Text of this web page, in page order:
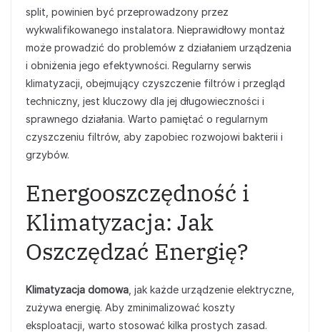
split, powinien być przeprowadzony przez
wykwalifikowanego instalatora. Nieprawidłowy montaż
może prowadzić do problemów z działaniem urządzenia
i obniżenia jego efektywności. Regularny serwis
klimatyzacji, obejmujący czyszczenie filtrów i przegląd
techniczny, jest kluczowy dla jej długowieczności i
sprawnego działania. Warto pamiętać o regularnym
czyszczeniu filtrów, aby zapobiec rozwojowi bakterii i
grzybów.
Energooszczędność i
Klimatyzacja: Jak
Oszczędzać Energię?
Klimatyzacja domowa , jak każde urządzenie elektryczne,
zużywa energię. Aby zminimalizować koszty
eksploatacji, warto stosować kilka prostych zasad.